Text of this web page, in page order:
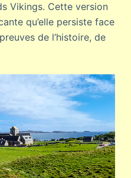
Vikings. Cette version
qu’elle persiste face
de l’histoire, de